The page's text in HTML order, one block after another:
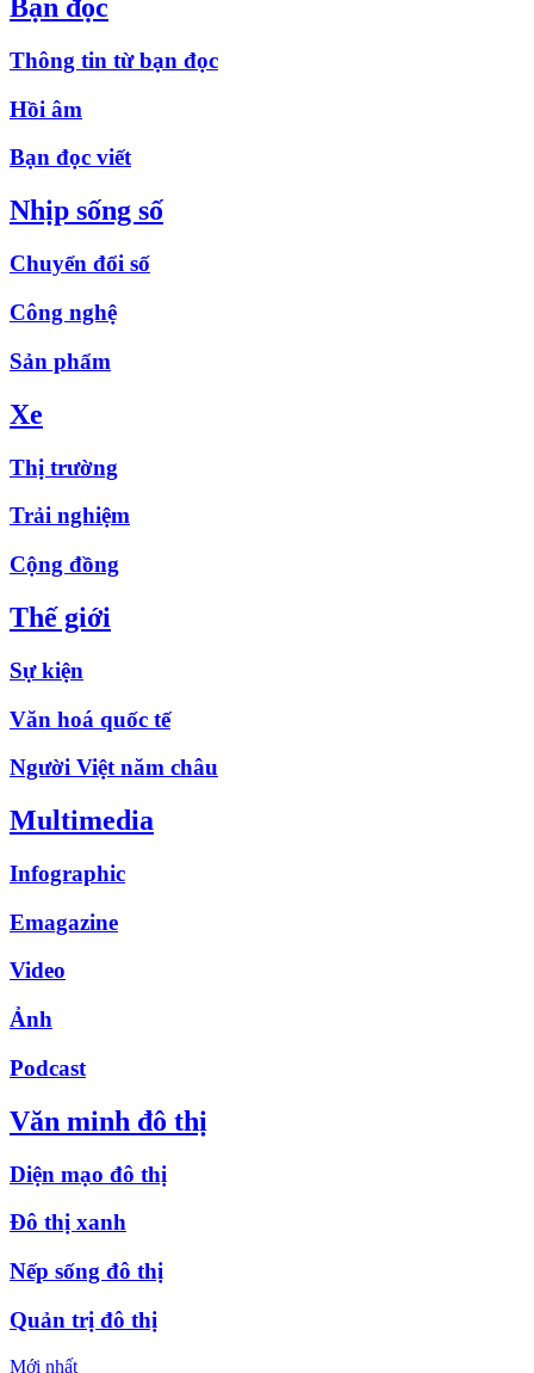
Bạn đọc
Thông tin từ bạn đọc
Hồi âm
Bạn đọc viết
Nhịp sống số
Chuyển đổi số
Công nghệ
Sản phẩm
Xe
Thị trường
Trải nghiệm
Cộng đồng
Thế giới
Sự kiện
Văn hoá quốc tế
Người Việt năm châu
Multimedia
Infographic
Emagazine
Video
Ảnh
Podcast
Văn minh đô thị
Diện mạo đô thị
Đô thị xanh
Nếp sống đô thị
Quản trị đô thị
Mới nhất